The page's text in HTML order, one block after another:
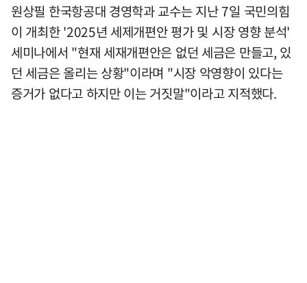
원상필 한국항공대 경영학과 교수는 지난 7일 국민의힘
이 개최한 '2025년 세제개편안 평가 및 시장 영향 분석'
세미나에서 "현재 세재개편안은 없던 세금은 만들고, 있
던 세금은 올리는 상황"이라며 "시장 악영향이 있다는
증거가 없다고 하지만 이는 거짓말"이라고 지적했다.